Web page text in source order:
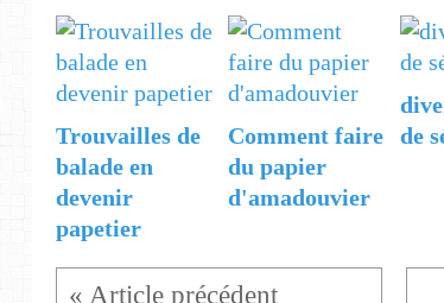
Trouvailles de
balade en
devenir
papetier
Comment faire
du papier
d'amadouvier
de